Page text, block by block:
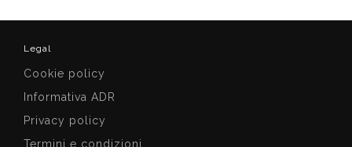
Legal
Cookie policy
Informativa ADR
Privacy policy
Termini e condizioni